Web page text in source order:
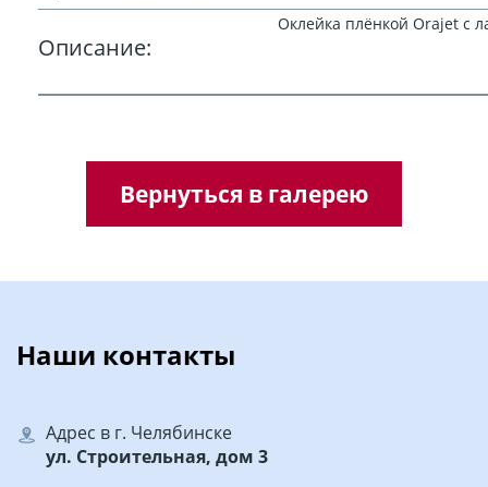
Описание:
Оклейка плёнкой Orajet с
Вернуться в галерею
Наши контакты
Адрес в г. Челябинске
ул. Строительная, дом 3